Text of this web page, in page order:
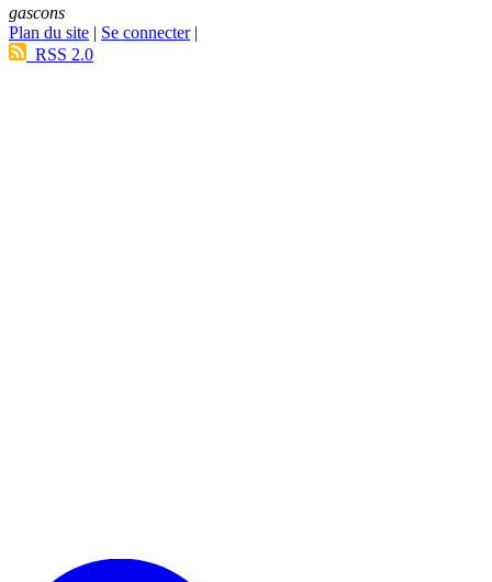
gascons
Plan du site | Se connecter|
RSS 2.0